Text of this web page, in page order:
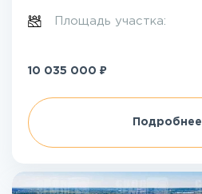
Площадь участка:
10 035 000 ₽
Подробнее